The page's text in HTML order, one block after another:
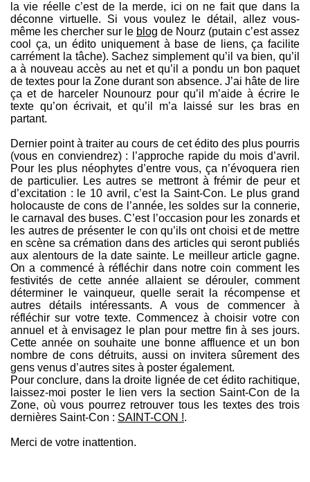
la vie réelle c’est de la merde, ici on ne fait que dans la
déconne virtuelle. Si vous voulez le détail, allez vous-
même les chercher sur le blog de Nourz (putain c’est assez
cool ça, un édito uniquement à base de liens, ça facilite
carrément la tâche). Sachez simplement qu’il va bien, qu’il
a à nouveau accès au net et qu’il a pondu un bon paquet
de textes pour la Zone durant son absence. J’ai hâte de lire
ça et de harceler Nounourz pour qu’il m’aide à écrire le
texte qu’on écrivait, et qu’il m’a laissé sur les bras en
partant.
Dernier point à traiter au cours de cet édito des plus pourris
(vous en conviendrez) : l’approche rapide du mois d’avril.
Pour les plus néophytes d’entre vous, ça n’évoquera rien
de particulier. Les autres se mettront à frémir de peur et
d’excitation : le 10 avril, c’est la Saint-Con. Le plus grand
holocauste de cons de l’année, les soldes sur la connerie,
le carnaval des buses. C’est l’occasion pour les zonards et
les autres de présenter le con qu’ils ont choisi et de mettre
en scène sa crémation dans des articles qui seront publiés
aux alentours de la date sainte. Le meilleur article gagne.
On a commencé à réfléchir dans notre coin comment les
festivités de cette année allaient se dérouler, comment
déterminer le vainqueur, quelle serait la récompense et
autres détails intéressants. A vous de commencer à
réfléchir sur votre texte. Commencez à choisir votre con
annuel et à envisagez le plan pour mettre fin à ses jours.
Cette année on souhaite une bonne affluence et un bon
nombre de cons détruits, aussi on invitera sûrement des
gens venus d’autres sites à poster également.
Pour conclure, dans la droite lignée de cet édito rachitique,
laissez-moi poster le lien vers la section Saint-Con de la
Zone, où vous pourrez retrouver tous les textes des trois
dernières Saint-Con : SAINT-CON !.
Merci de votre inattention.